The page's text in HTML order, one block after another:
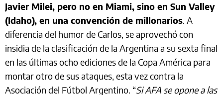
Javier Milei, pero no en Miami, sino en Sun Valley
(Idaho), en una convención de millonarios. A
diferencia del humor de Carlos, se aprovechó con
insidia de la clasificación de la Argentina a su sexta final
en las últimas ocho ediciones de la Copa América para
montar otro de sus ataques, esta vez contra la
Asociación del Fútbol Argentino. “Si AFA se opone a las